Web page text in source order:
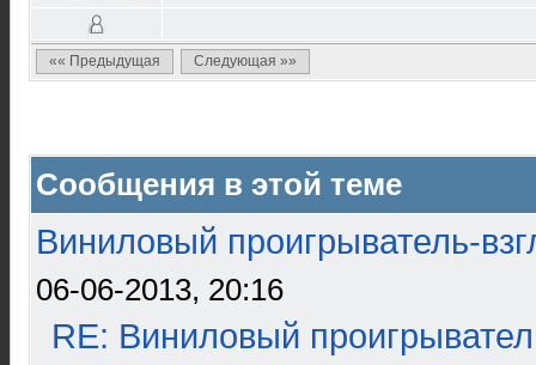
«« Предыдущая Следующая »»
Сообщения в этой теме
Виниловый проигрыватель-
06-06-2013, 20:16
RE: Виниловый